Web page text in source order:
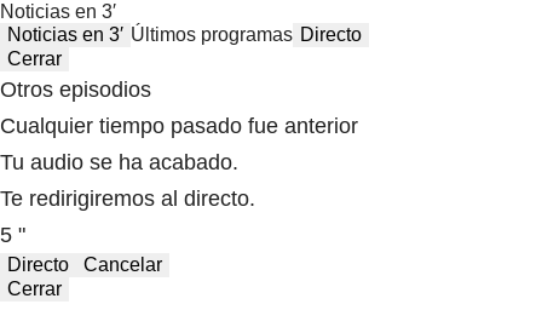
Noticias en 3′
Noticias en 3′ Últimos programas Directo
Cerrar
Otros episodios
Cualquier tiempo pasado fue anterior
Tu audio se ha acabado.
Te redirigiremos al directo.
5 "
Directo
Cancelar
Cerrar